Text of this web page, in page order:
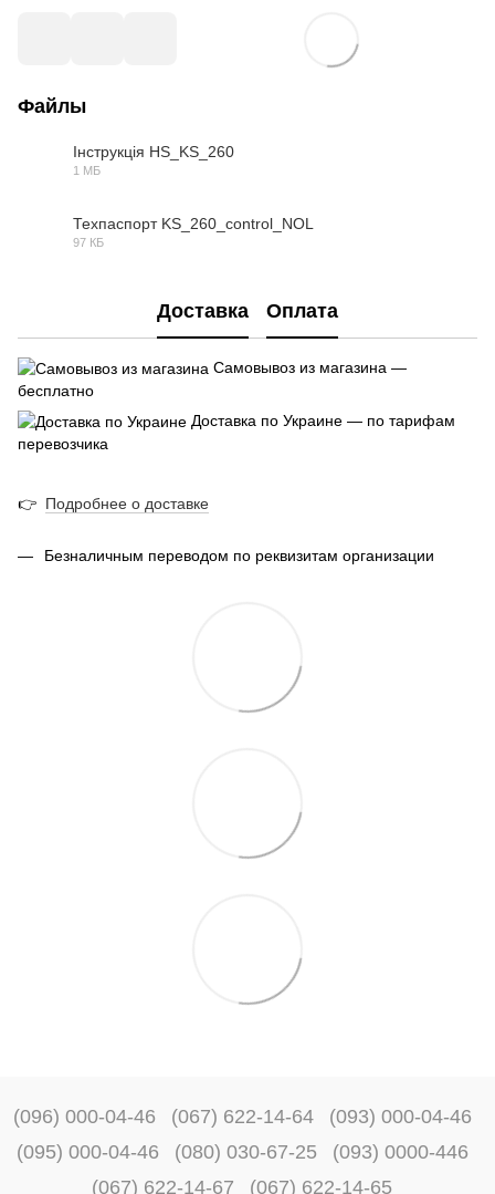
Файлы
Інструкція HS_KS_260
1 МБ
Техпаспорт KS_260_control_NOL
97 КБ
Доставка Оплата
Самовывоз из магазина —
бесплатно
Доставка по Украине — по тарифам
перевозчика
👉 Подробнее о доставке
Безналичным переводом по реквизитам организации
(096) 000-04-46 (067) 622-14-64
(093) 000-04-46
(095) 000-04-46
(080) 030-67-25
(093) 0000-446
(067) 622-14-67
(067) 622-14-65